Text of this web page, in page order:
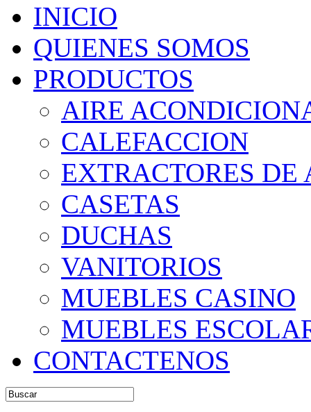
INICIO
QUIENES SOMOS
PRODUCTOS
AIRE
CALEFACCION
EXTRACTORES DE
CASETAS
DUCHAS
VANITORIOS
MUEBLES CASINO
MUEBLES
CONTACTENOS